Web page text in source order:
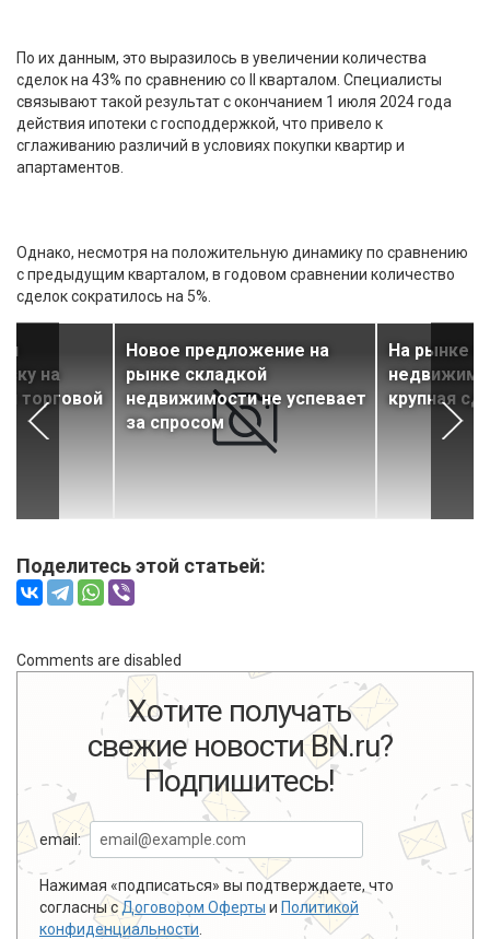
По их данным, это выразилось в увеличении количества
сделок на 43% по сравнению со II кварталом. Специалисты
связывают такой результат с окончанием 1 июля 2024 года
действия ипотеки с господдержкой, что привело к
сглаживанию различий в условиях покупки квартир и
апартаментов.
Однако, несмотря на положительную динамику по сравнению
с предыдущим кварталом, в годовом сравнении количество
сделок сократилось на 5%.
на
и торговой
Новое предложение на
рынке складкой
недвижимости не успевает
за спросом
На рынке
крупная
Поделитесь этой статьей:
Comments are disabled
Хотите получать
свежие новости BN.ru?
Подпишитесь!
email:
Нажимая «подписаться» вы подтверждаете, что
согласны сДоговором Оферты и Политикой
конфиденциальности